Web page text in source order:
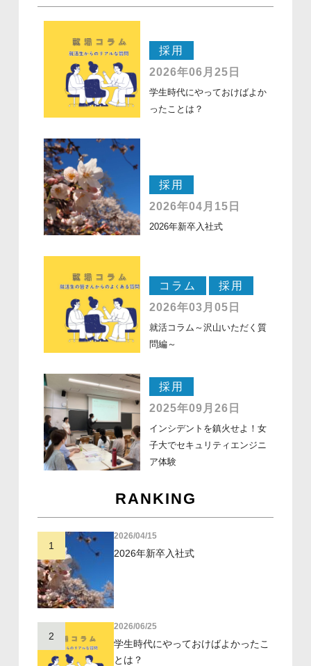
採用
2026年06月25日
学生時代にやっておけばよか
ったことは？
採用
2026年04月15日
2026年新卒入社式
コラム
採用
2026年03月05日
就活コラム～沢山いただく質
問編～
採用
2025年09月26日
インシデントを鎮火せよ！女
子大でセキュリティエンジニ
ア体験
RANKING
1
2026/04/15
2026年新卒入社式
2
2026/06/25
学生時代にやっておけばよかったこ
とは？